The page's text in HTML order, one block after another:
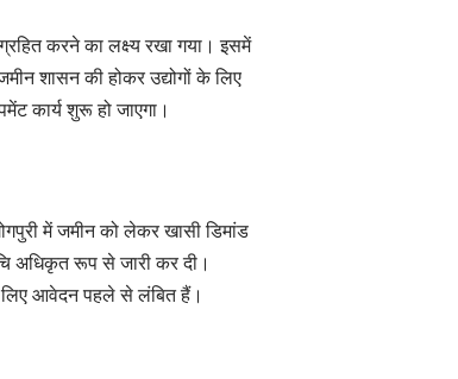
करने का लक्ष्य रखा गया। इसमें
शासन की होकर उद्योगों के लिए
कार्य शुरू हो जाएगा।
में जमीन को लेकर खासी डिमांड
अधिकृत रूप से जारी कर दी।
लिए आवेदन पहले से लंबित हैं।